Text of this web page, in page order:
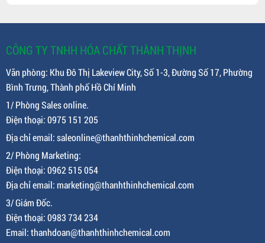
CÔNG TY TNHH HÓA CHẤT THÀNH THỊNH
Văn phòng: Khu Đô Thị Lakeview City, Số 1-3, Đường Số 17, Phường
Bình Trưng, Thành phố Hồ Chí Minh
1/ Phòng Sales online.
Điện thoại: 0975 151 205
Địa chỉ email: saleonline@thanhthinhchemical.com
2/ Phòng Marketing:
Điện thoại: 0962 515 054
Địa chỉ email: marketing@thanhthinhchemical.com
3/ Giám Đốc.
Điện thoại: 0983 734 234
Email: thanhdoan@thanhthinhchemical.com